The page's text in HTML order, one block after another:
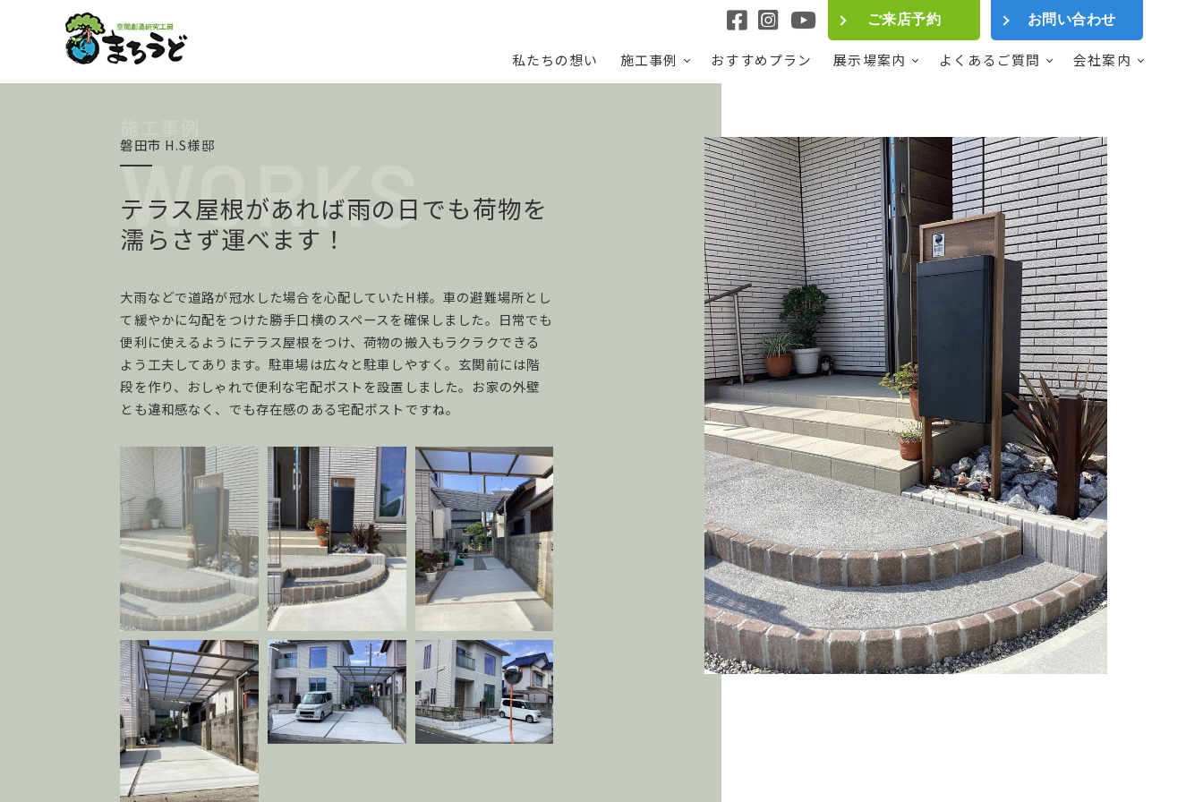
ご来店予約 お問い合わせ
私たちの想い 施工事例 おすすめプラン 展示場案内 よくあるご質問 会社案内
磐田市 H.S様邸
テラス屋根があれば雨の日でも荷物を
濡らさず運べます！
大雨などで道路が冠水した場合を心配していたH様。車の避難場所とし
て緩やかに勾配をつけた勝手口横のスペースを確保しました。日常でも
便利に使えるようにテラス屋根をつけ、荷物の搬入もラクラクできる
よう工夫してあります。駐車場は広々と駐車しやすく。玄関前には階
段を作り、おしゃれで便利な宅配ポストを設置しました。お家の外壁
とも違和感なく、でも存在感のある宅配ポストですね。